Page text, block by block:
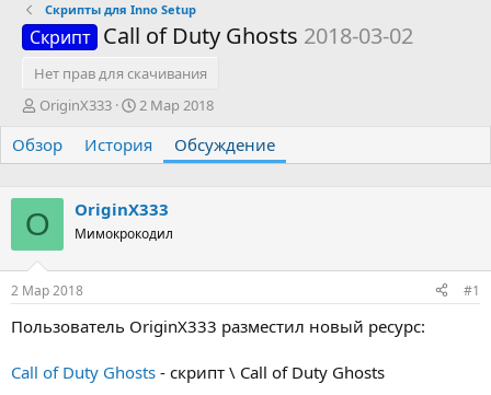
Скрипты для Inno Setup
Скрипт Call of Duty Ghosts 2018-03-02
Нет прав для скачивания
А
т
о
т
е
ы
OriginX333
Д
т
а
а
а
2 Мар 2018
Обзор История Обсуждение
O OriginX333
Мимокрокодил
2 Мар 2018 #1
Пользователь OriginX333 разместил новый ресурс:
Call of Duty Ghosts - скрипт \ Call of Duty Ghosts